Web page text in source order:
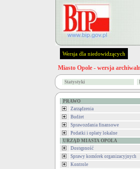
Wersja dla niedowidzących
Miasto Opole - wersja
Statystyki
PRAWO
Zarządzenia
Budżet
Sprawozdania finansowe
Podatki i opłaty lokalne
URZĄD MIASTA OPOLA
Dostępność
Sprawy komórek organizacyjnych
Kontrole